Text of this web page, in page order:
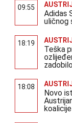
09:55
Adidas
uličnog
18:19
Teška
18:08
Novo
koalicije